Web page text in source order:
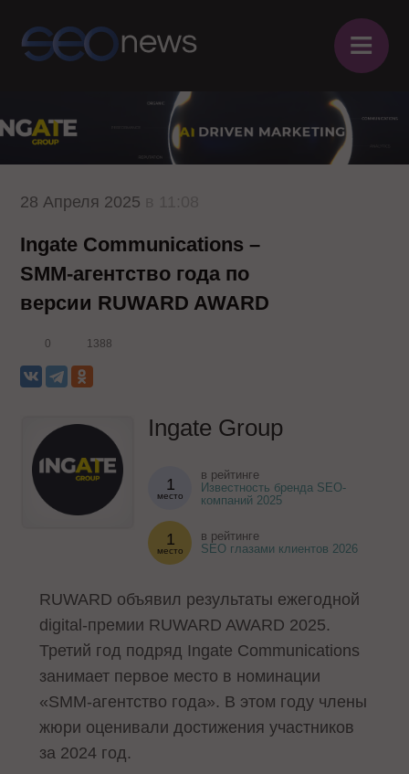
≡
28 Апреля 2025
Ingate Communications –
SMM-агентство года по
версии RUWARD AWARD
0 1388
Ingate Group
1
место
в рейтинге
Известность бренда SEO-
компаний 2025
1
место
в рейтинге
SEO глазами клиентов 2026
RUWARD объявил результаты ежегодной
digital-премии RUWARD AWARD 2025.
Третий год подряд Ingate Communications
занимает первое место в номинации
«SMM-агентство года». В этом году члены
жюри оценивали достижения участников
за 2024 год.